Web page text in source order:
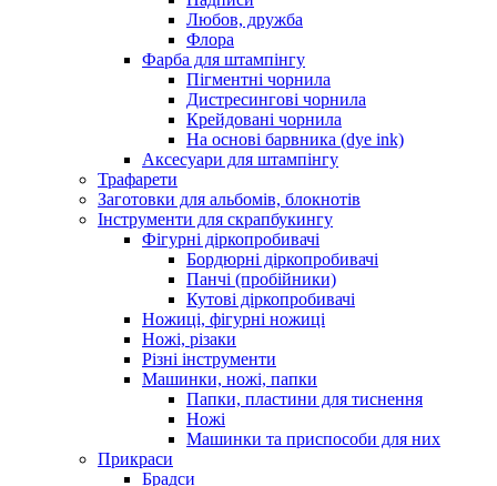
Любов, дружба
Флора
Фарба для штампінгу
Пігментні чорнила
Дистресингові чорнила
Крейдовані чорнила
На основі барвника (dye ink)
Аксесуари для штампінгу
Трафарети
Заготовки для альбомів, блокнотів
Інструменти для скрапбукингу
Фігурні діркопробивачі
Бордюрні діркопробивачі
Панчі (пробійники)
Кутові діркопробивачі
Ножиці, фігурні ножиці
Ножі, різаки
Різні інструменти
Машинки, ножі, папки
Папки, пластини для тиснення
Ножі
Машинки та приспособи для них
Прикраси
Брадси